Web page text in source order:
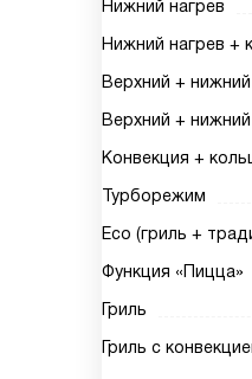
Нижний нагрев
Нижний нагрев +
Верхний +
Верхний +
Конвекция +
Турборежим
Eco (гриль +
Функция «Пицца»
Гриль
Гриль с